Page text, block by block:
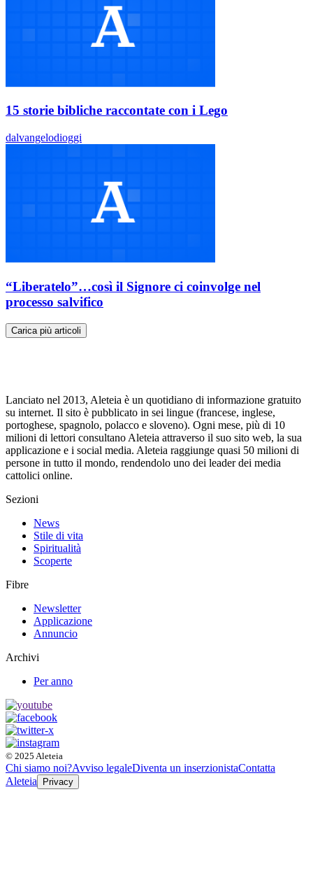
15 storie bibliche raccontate con i Lego
dalvangelodioggi
“Liberatelo”…così il Signore ci coinvolge nel
processo salvifico
Carica più articoli
Lanciato nel 2013, Aleteia è un quotidiano di informazione gratuito
su internet. Il sito è pubblicato in sei lingue (francese, inglese,
portoghese, spagnolo, polacco e sloveno). Ogni mese, più di 10
milioni di lettori consultano Aleteia attraverso il suo sito web, la sua
applicazione e i social media. Aleteia raggiunge quasi 50 milioni di
persone in tutto il mondo, rendendolo uno dei leader dei media
cattolici online.
Sezioni
News
Stile di vita
Spiritualità
Scoperte
Fibre
Newsletter
Applicazione
Annuncio
Archivi
Per anno
© 2025 Aleteia
Chi siamo noi?Avviso legaleDiventa un inserzionistaContatta
Aleteia
Privacy